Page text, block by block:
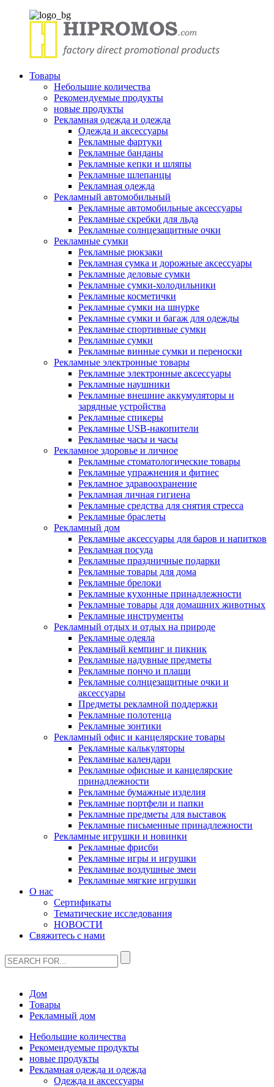
Товары
Небольшие количества
Рекомендуемые продукты
новые продукты
Рекламная одежда и одежда
Одежда и аксессуары
Рекламные фартуки
Рекламные банданы
Рекламные кепки и шляпы
Рекламные шлепанцы
Рекламная одежда
Рекламный автомобильный
Рекламные автомобильные аксессуары
Рекламные скребки для льда
Рекламные солнцезащитные очки
Рекламные сумки
Рекламные рюкзаки
Рекламная сумка и дорожные аксессуары
Рекламные деловые сумки
Рекламные сумки-холодильники
Рекламные косметички
Рекламные сумки на шнурке
Рекламные сумки и багаж для одежды
Рекламные спортивные сумки
Рекламные сумки
Рекламные винные сумки и переноски
Рекламные электронные товары
Рекламные электронные аксессуары
Рекламные наушники
Рекламные внешние аккумуляторы и
зарядные устройства
Рекламные спикеры
Рекламные USB-накопители
Рекламные часы и часы
Рекламное здоровье и личное
Рекламные стоматологические товары
Рекламные упражнения и фитнес
Рекламное здравоохранение
Рекламная личная гигиена
Рекламные средства для снятия стресса
Рекламные браслеты
Рекламный дом
Рекламные аксессуары для баров и напитков
Рекламная посуда
Рекламные праздничные подарки
Рекламные товары для дома
Рекламные брелоки
Рекламные кухонные принадлежности
Рекламные товары для домашних животных
Рекламные инструменты
Рекламный отдых и отдых на природе
Рекламные одеяла
Рекламный кемпинг и пикник
Рекламные надувные предметы
Рекламные пончо и плащи
Рекламные солнцезащитные очки и
аксессуары
Предметы рекламной поддержки
Рекламные полотенца
Рекламные зонтики
Рекламный офис и канцелярские товары
Рекламные калькуляторы
Рекламные календари
Рекламные офисные и канцелярские
принадлежности
Рекламные бумажные изделия
Рекламные портфели и папки
Рекламные предметы для выставок
Рекламные письменные принадлежности
Рекламные игрушки и новинки
Рекламные фрисби
Рекламные игры и игрушки
Рекламные воздушные змеи
Рекламные мягкие игрушки
О нас
Сертификаты
Тематические исследования
НОВОСТИ
Свяжитесь с нами
Дом
Товары
Рекламный дом
Небольшие количества
Рекомендуемые продукты
новые продукты
Рекламная одежда и одежда
Одежда и аксессуары